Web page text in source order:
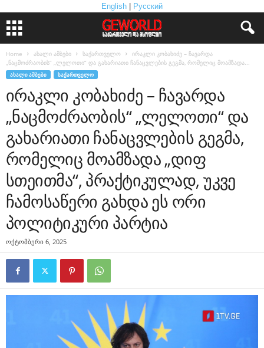
English Русский
Home ახალი ამბები საქართველო
ირაკლი კობახიძე – ჩავარდა
„ნაცმოძრაობის“ „ლელოთი“ და გახარიათი ჩანაცვლების გეგმა, რომელიც მოამზადა...
ᲐᲮᲐᲚᲘ ᲐᲛᲑᲔᲑᲘ ᲡᲐᲥᲐᲠᲗᲕᲔᲚᲝ
ირაკლი კობახიძე – ჩავარდა
„ნაცმოძრაობის“ „ლელოთი“ და
გახარიათი ჩანაცვლების გეგმა,
რომელიც მოამზადა „დიფ
სთეითმა“, პრაქტიკულად, უკვე
ჩამოსაწერი გახდა ეს ორი
პოლიტიკური პარტია
ოქტომბერი 6, 2025